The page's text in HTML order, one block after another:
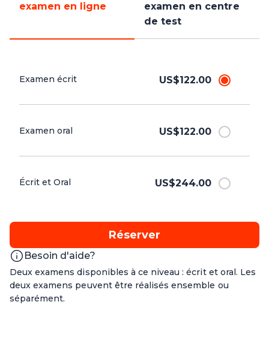
examen en ligne
examen en centre
de test
Examen écrit US$122.00
Examen oral US$122.00
Écrit et Oral US$244.00
Réserver
Besoin d'aide?
Deux examens disponibles à ce niveau : écrit et oral. Les
deux examens peuvent être réalisés ensemble ou
séparément.